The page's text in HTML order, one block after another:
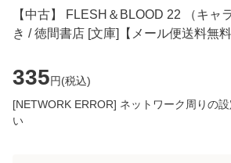
【中古】 FLESH＆BLOOD 22 （キャ
き / 徳間書店 [文庫]【メール便送料無料
335円(税込)
[NETWORK ERROR] ネットワーク周りの
い